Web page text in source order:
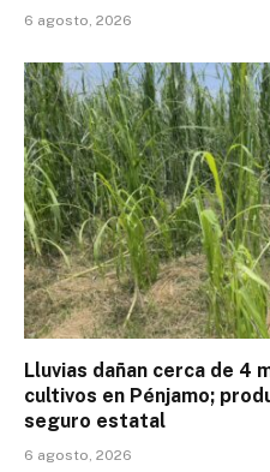
6 agosto, 2026
Lluvias dañan cerca de 4
cultivos en Pénjamo;
seguro estatal
6 agosto, 2026